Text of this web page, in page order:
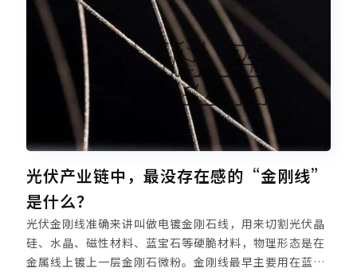
光伏产业链中，最没存在感的“金刚线”
是什么？
光伏金刚线准确来讲叫做电镀金刚石线，用来切割光伏晶
硅、水晶、磁性材料、蓝宝石等硬脆材料，物理形态是在
金属线上镀上一层金刚石微粉。金刚线最早主要用在蓝宝